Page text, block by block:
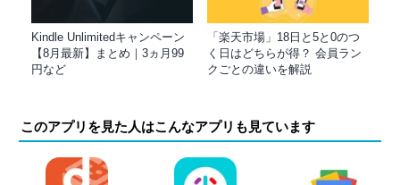
Kindle Unlimitedキャンペーン
【8月最新】まとめ｜3ヵ月99
円など
「楽天市場」18日と5と0のつ
く日はどちらが得？ 会員ラン
クごとの違いを解説
このアプリを見た人はこんなアプリも見ています